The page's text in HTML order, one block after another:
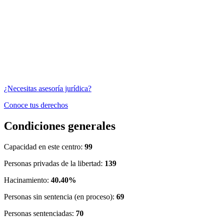
¿Necesitas asesoría jurídica?
Conoce tus derechos
Condiciones generales
Capacidad en este centro: 99
Personas privadas de la libertad: 139
Hacinamiento: 40.40%
Personas sin sentencia (en proceso): 69
Personas sentenciadas: 70